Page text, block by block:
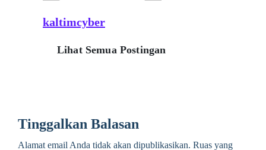
kaltimcyber
Lihat Semua Postingan
Tinggalkan Balasan
Alamat email Anda tidak akan dipublikasikan. Ruas yang